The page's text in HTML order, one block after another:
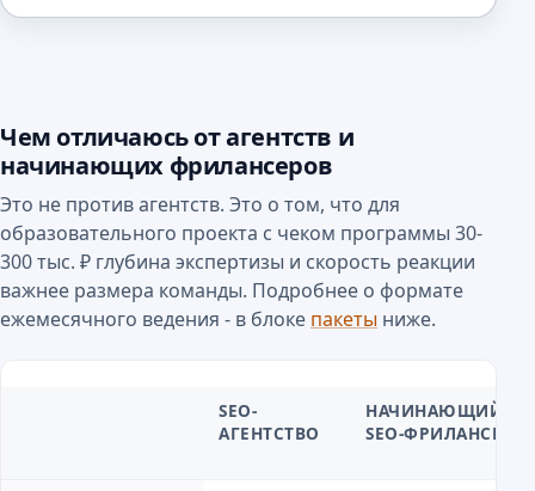
Чем отличаюсь от агентств и
начинающих фрилансеров
Это не против агентств. Это о том, что для
образовательного проекта с чеком программы 30-
300 тыс. ₽ глубина экспертизы и скорость реакции
важнее размера команды. Подробнее о формате
ежемесячного ведения - в блоке пакеты ниже.
SEO-
АГЕНТСТВО
НАЧИНАЮЩИЙ
SEO-ФРИЛАНСЕР